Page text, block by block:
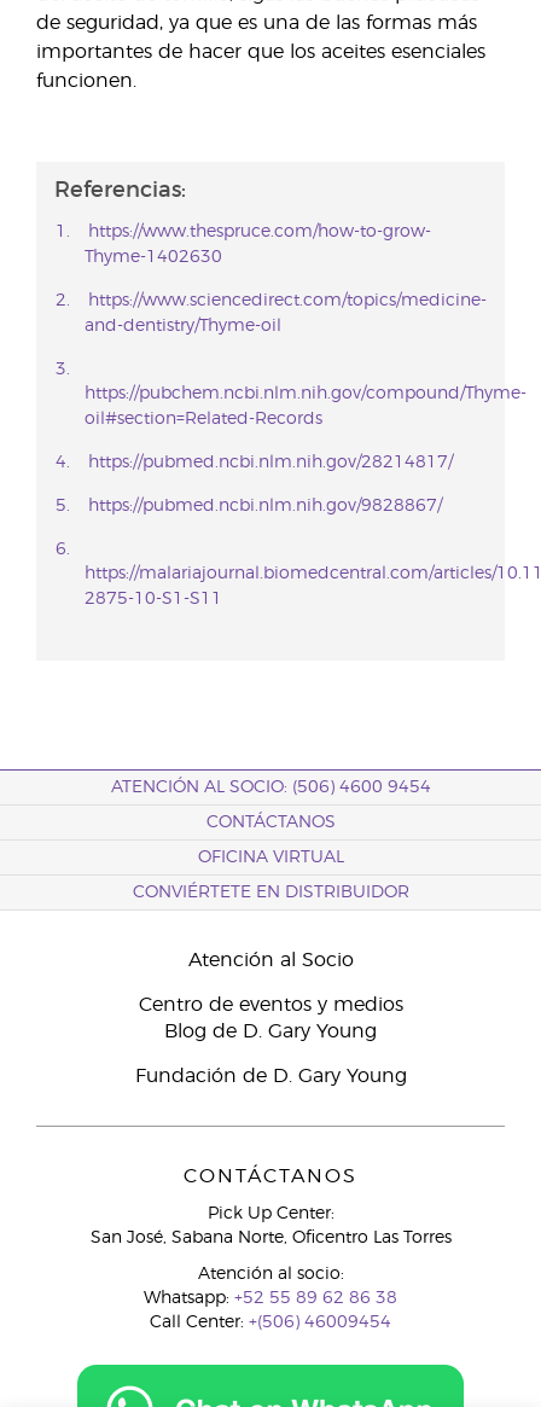
de seguridad, ya que es una de las formas más
importantes de hacer que los aceites esenciales
funcionen.
Referencias:
https://www.thespruce.com/how-to-grow-
Thyme-1402630
https://www.sciencedirect.com/topics/medicine-
and-dentistry/Thyme-oil
https://pubchem.ncbi.nlm.nih.gov/compound/Thyme-
oil#section=Related-Records
https://pubmed.ncbi.nlm.nih.gov/28214817/
https://pubmed.ncbi.nlm.nih.gov/9828867/
https://malariajournal.biomedcentral.com/articles/
2875-10-S1-S11
ATENCIÓN AL SOCIO: (506) 4600 9454
CONTÁCTANOS
OFICINA VIRTUAL
CONVIÉRTETE EN DISTRIBUIDOR
Atención al Socio
Centro de eventos y medios
Blog de D. Gary Young
Fundación de D. Gary Young
CONTÁCTANOS
Pick Up Center:
San José, Sabana Norte, Oficentro Las Torres
Atención al socio:
Whatsapp: +52 55 89 62 86 38
Call Center: +(506) 46009454